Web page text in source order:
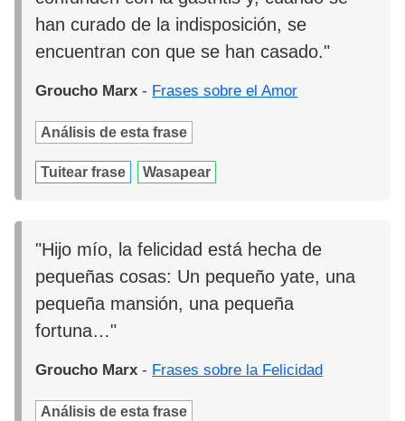
han curado de la indisposición, se
encuentran con que se han casado."
Groucho Marx - Frases sobre el Amor
Análisis de esta frase
Tuitear frase Wasapear
"Hijo mío, la felicidad está hecha de
pequeñas cosas: Un pequeño yate, una
pequeña mansión, una pequeña
fortuna…"
Groucho Marx - Frases sobre la Felicidad
Análisis de esta frase